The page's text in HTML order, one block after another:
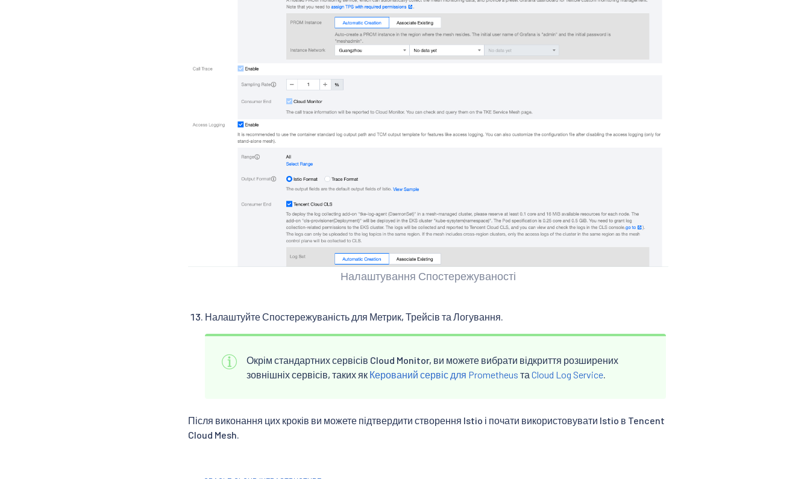
Налаштування Спостережуваності
Налаштуйте Спостережуваність для Метрик, Трейсів та Логування.
Окрім стандартних сервісів Cloud Monitor, ви можете вибрати відкриття розширених
зовнішніх сервісів, таких як Керований сервіс для Prometheus та Cloud Log Service.
Після виконання цих кроків ви можете підтвердити створення Istio і почати використовувати Istio в Tencent
Cloud Mesh.